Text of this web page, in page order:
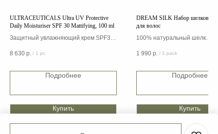
ULTRACEUTICALS Ultra UV Protective
Daily Moisturiser SPF 30 Mattifying, 100 ml
Защитный увлажняющий крем SPF30
8 630 р. / 1 pc
Подробнее
Купить
DREAM SILK Набор шелковых
для волос
100% натуральный шелк
1 990 р. / 1 pack
Подробнее
Купить